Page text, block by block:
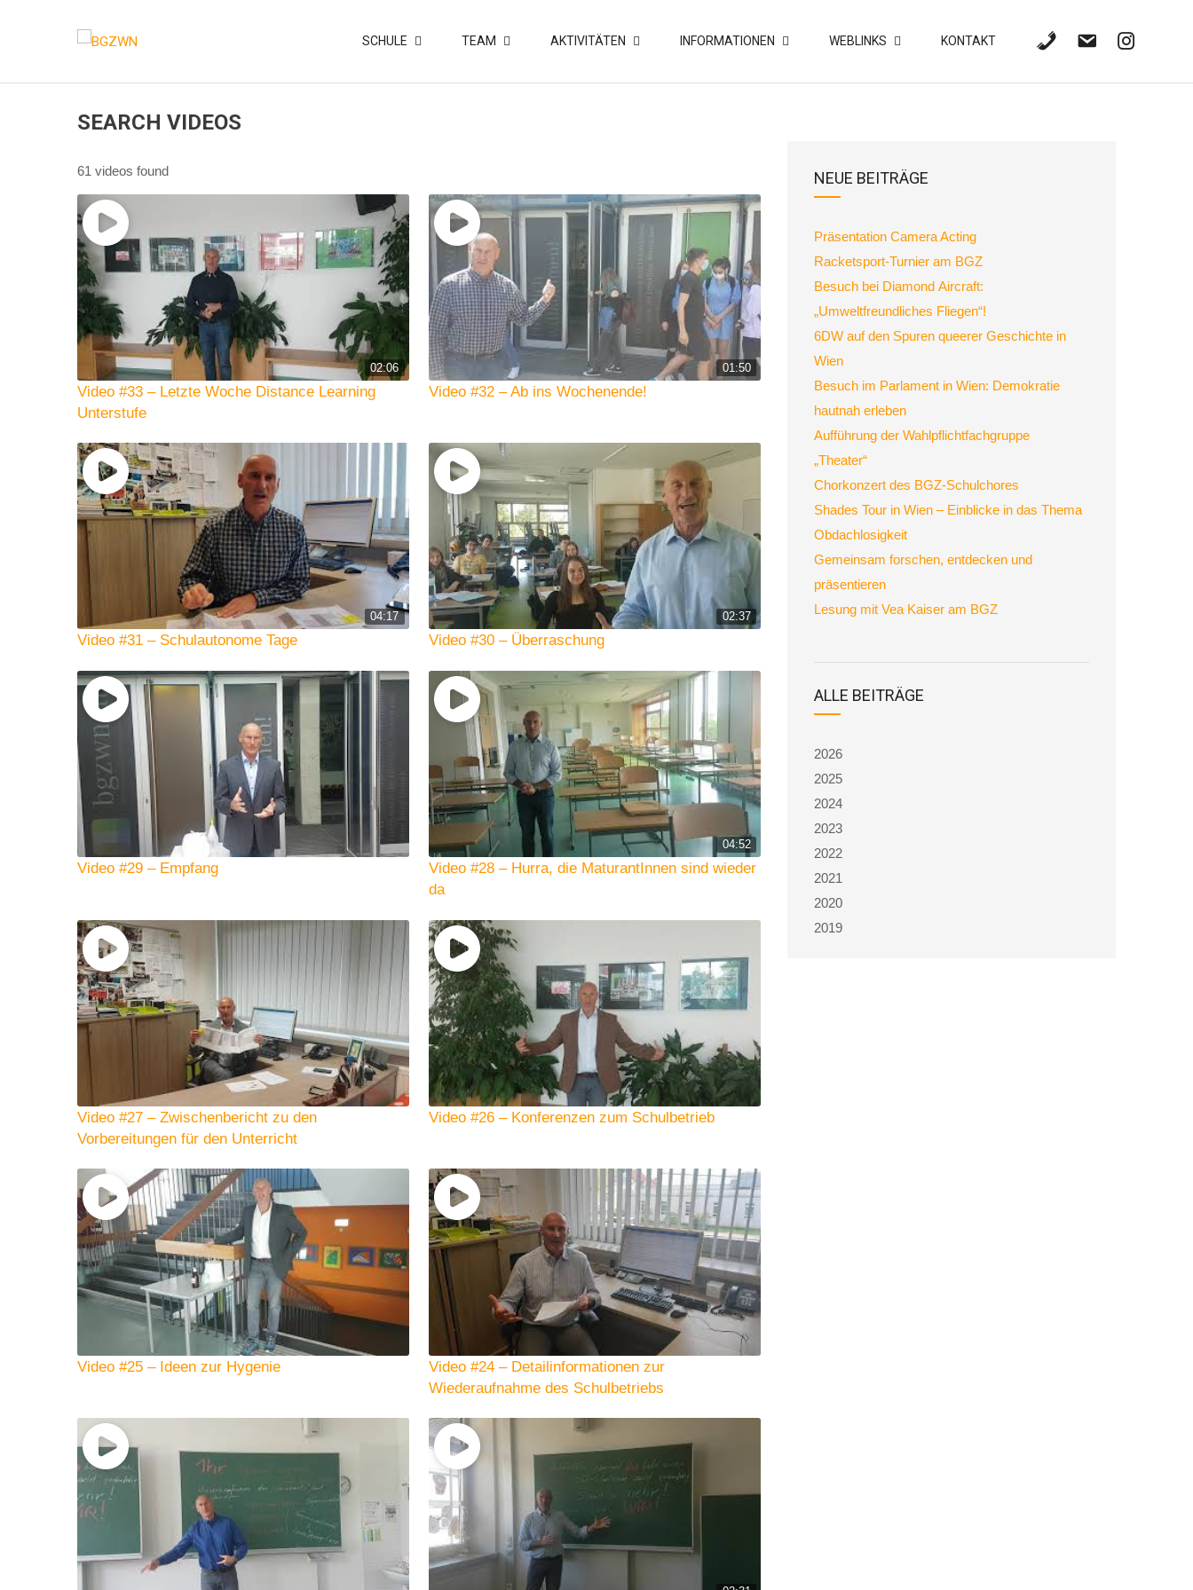
SCHULE TEAM AKTIVITÄTEN INFORMATIONEN WEBLINKS KONTAKT
SEARCH VIDEOS
61 videos found
02:06
Video #33 – Letzte Woche Distance Learning
Unterstufe
01:50
Video #32 – Ab ins Wochenende!
04:17
Video #31 – Schulautonome Tage
02:37
Video #30 – Überraschung
Video #29 – Empfang
04:52
Video #28 – Hurra, die MaturantInnen sind wieder
da
Video #27 – Zwischenbericht zu den
Vorbereitungen für den Unterricht
Video #26 – Konferenzen zum Schulbetrieb
Video #25 – Ideen zur Hygenie
Video #24 – Detailinformationen zur
Wiederaufnahme des Schulbetriebs
NEUE BEITRÄGE
Präsentation Camera Acting
Racketsport-Turnier am BGZ
Besuch bei Diamond Aircraft:
„Umweltfreundliches Fliegen“!
6DW auf den Spuren queerer Geschichte in
Wien
Besuch im Parlament in Wien: Demokratie
hautnah erleben
Aufführung der Wahlpflichtfachgruppe
„Theater“
Chorkonzert des BGZ-Schulchores
Shades Tour in Wien – Einblicke in das Thema
Obdachlosigkeit
Gemeinsam forschen, entdecken und
präsentieren
Lesung mit Vea Kaiser am BGZ
ALLE BEITRÄGE
2026
2025
2024
2023
2022
2021
2020
2019